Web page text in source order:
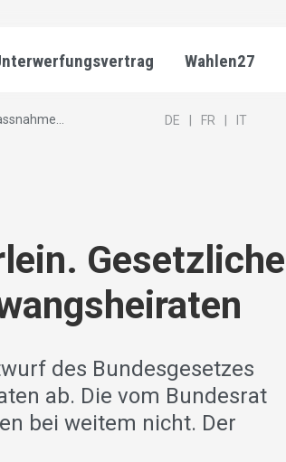
Wahlen27
DE FR IT
Gesetzliche
des Bundesgesetzes
ab. Die vom Bundesrat
bei weitem nicht. Der